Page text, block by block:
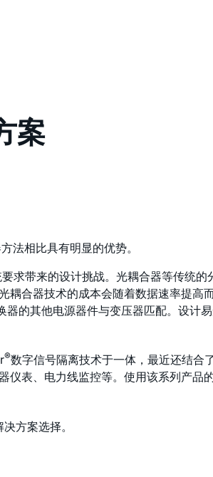
案
法相比具有明显的优势。
求带来的设计挑战。光耦合器等传统的
合器技术的成本会随着数据速率提高
的其他电源器件与变压器匹配。设计
®数字信号隔离技术于一体，最近还结合
表、电力线监控等。使用该系列产品
方案选择。